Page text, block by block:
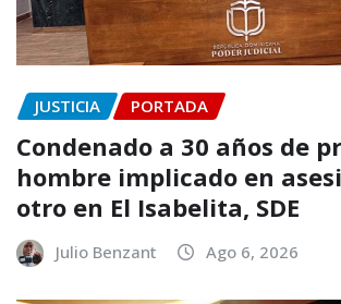
JUSTICIA PORTADA
Condenado a 30 años de
hombre implicado en
otro en El Isabelita, SDE
Julio Benzant Ago 6, 2026